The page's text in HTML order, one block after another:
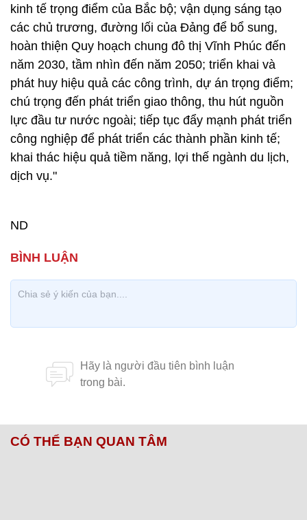
kinh tế trọng điểm của Bắc bộ; vận dụng sáng tạo
các chủ trương, đường lối của Đảng để bổ sung,
hoàn thiện Quy hoạch chung đô thị Vĩnh Phúc đến
năm 2030, tầm nhìn đến năm 2050; triển khai và
phát huy hiệu quả các công trình, dự án trọng điểm;
chú trọng đến phát triển giao thông, thu hút nguồn
lực đầu tư nước ngoài; tiếp tục đẩy mạnh phát triển
công nghiệp để phát triển các thành phần kinh tế;
khai thác hiệu quả tiềm năng, lợi thế ngành du lịch,
dịch vụ."
ND
CÓ THỂ BẠN QUAN TÂM